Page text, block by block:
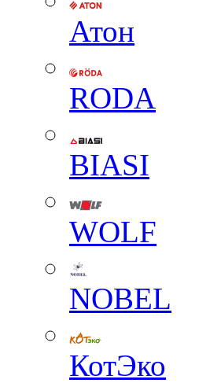
Атон
RODA
BIASI
WOLF
NOBEL
КотЭко